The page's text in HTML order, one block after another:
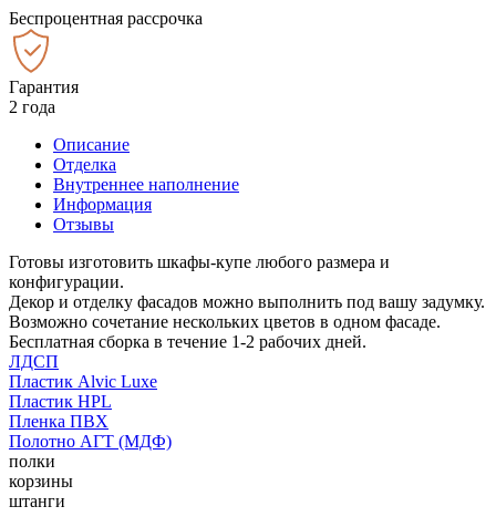
Беспроцентная рассрочка
Гарантия
2 года
Описание
Отделка
Внутреннее наполнение
Информация
Отзывы
Готовы изготовить шкафы-купе любого размера и
конфигурации.
Декор и отделку фасадов можно выполнить под вашу задумку.
Возможно сочетание нескольких цветов в одном фасаде.
Бесплатная сборка в течение 1-2 рабочих дней.
ЛДСП
Пластик Alvic Luxe
Пластик HPL
Пленка ПВХ
Полотно АГТ (МДФ)
полки
корзины
штанги